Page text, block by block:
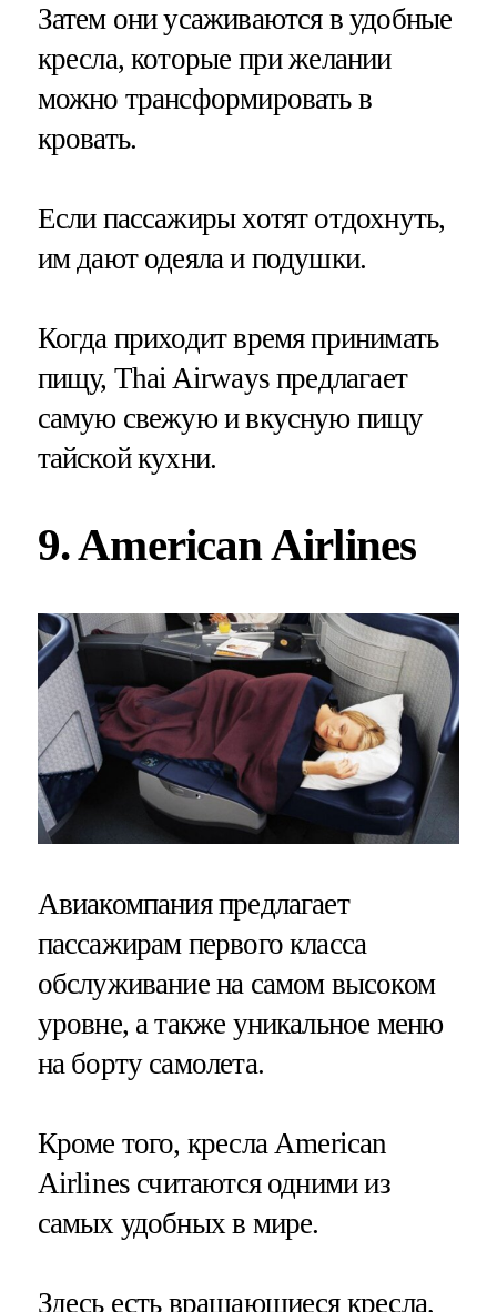
Затем они усаживаются в удобные
кресла, которые при желании
можно трансформировать в
кровать.
Если пассажиры хотят отдохнуть,
им дают одеяла и подушки.
Когда приходит время принимать
пищу, Thai Airways предлагает
самую свежую и вкусную пищу
тайской кухни.
9. American Airlines
Авиакомпания предлагает
пассажирам первого класса
обслуживание на самом высоком
уровне, а также уникальное меню
на борту самолета.
Кроме того, кресла American
Airlines считаются одними из
самых удобных в мире.
Здесь есть вращающиеся кресла,